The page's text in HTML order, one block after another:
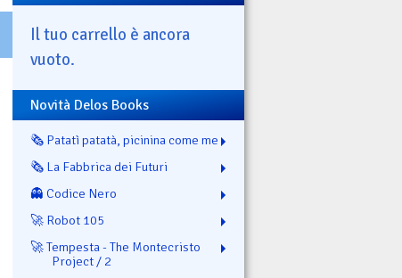
Il tuo carrello è ancora
vuoto.
Novità Delos Books
🗞️ Patatì patatà, picinina come me
🗞️ La Fabbrica dei Futuri
👻 Codice Nero
🚀 Robot 105
🚀 Tempesta - The Montecristo
Project / 2